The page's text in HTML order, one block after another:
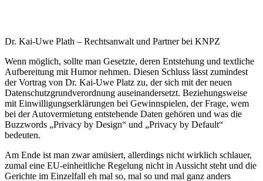
Dr. Kai-Uwe Plath – Rechtsanwalt und Partner bei KNPZ
Wenn möglich, sollte man Gesetzte, deren Entstehung und textliche
Aufbereitung mit Humor nehmen. Diesen Schluss lässt zumindest
der Vortrag von Dr. Kai-Uwe Platz zu, der sich mit der neuen
Datenschutzgrundverordnung auseinandersetzt. Beziehungsweise
mit Einwilligungserklärungen bei Gewinnspielen, der Frage, wem
bei der Autovermietung entstehende Daten gehören und was die
Buzzwords „Privacy by Design“ und „Privacy by Default“
bedeuten.
Am Ende ist man zwar amüsiert, allerdings nicht wirklich schlauer,
zumal eine EU-einheitliche Regelung nicht in Aussicht steht und die
Gerichte im Einzelfall eh mal so, mal so und mal ganz anders